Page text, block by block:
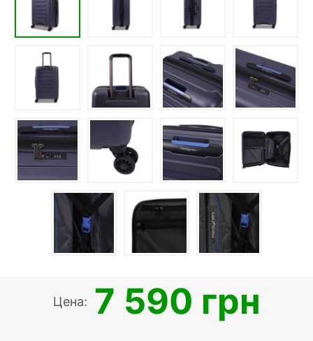
Цена: 7 590 грн